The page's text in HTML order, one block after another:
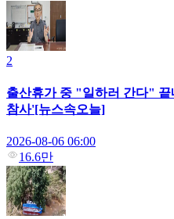
2
출산휴가 중 "일하러 간다" 끝
참사'[뉴스속오늘]
2026-08-06 06:00
16.6만